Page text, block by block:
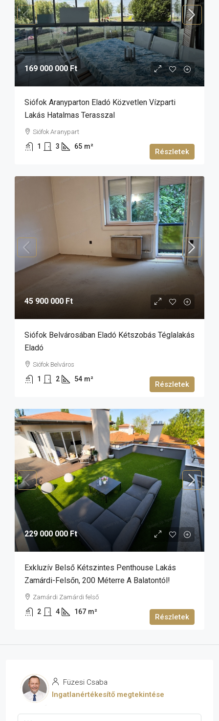
169 000 000 Ft
Siófok Aranyparton Eladó Közvetlen Vízparti
Lakás Hatalmas Terasszal
Siófok Aranypart
1 3 65 m²
Részletek
45 900 000 Ft
Siófok Belvárosában Eladó Kétszobás Téglalakás
Eladó
Siófok Belváros
1 2 54 m²
Részletek
229 000 000 Ft
Exkluzív Belső Kétszintes Penthouse Lakás
Zamárdi-Felsőn, 200 Méterre A Balatontól!
Zamárdi Zamárdi felső
2 4 167 m²
Részletek
Füzesi Csaba
Ingatlanértékesítő megtekintése